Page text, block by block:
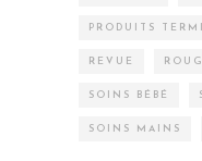
PRODUITS
REVUE
SOINS BÉBÉ
SOINS MAINS